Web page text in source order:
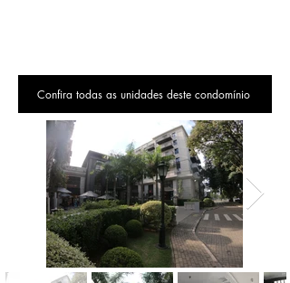
Confira todas as unidades deste condomínio